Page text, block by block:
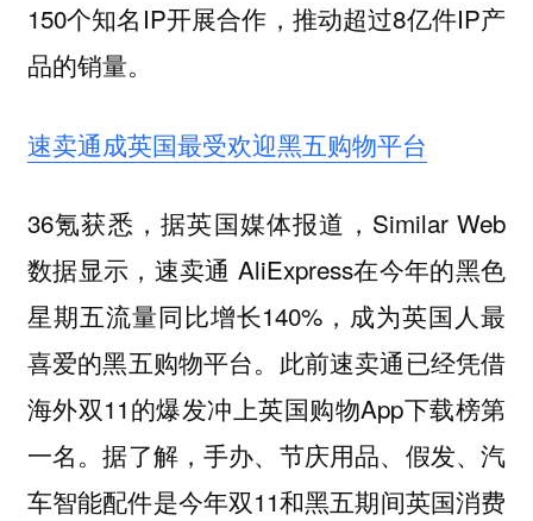
150个知名IP开展合作，推动超过8亿件IP产
品的销量。
速卖通成英国最受欢迎黑五购物平台
36氪获悉，据英国媒体报道，Similar Web
数据显示，速卖通 AliExpress在今年的黑色
星期五流量同比增长140%，成为英国人最
喜爱的黑五购物平台。此前速卖通已经凭借
海外双11的爆发冲上英国购物App下载榜第
一名。据了解，手办、节庆用品、假发、汽
车智能配件是今年双11和黑五期间英国消费